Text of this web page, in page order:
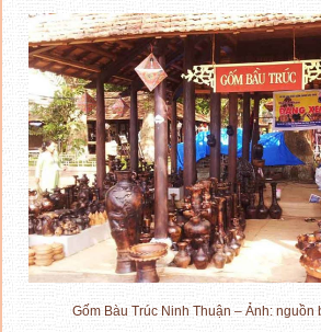
Gốm Bàu Trúc Ninh Thuận – Ảnh: nguồn